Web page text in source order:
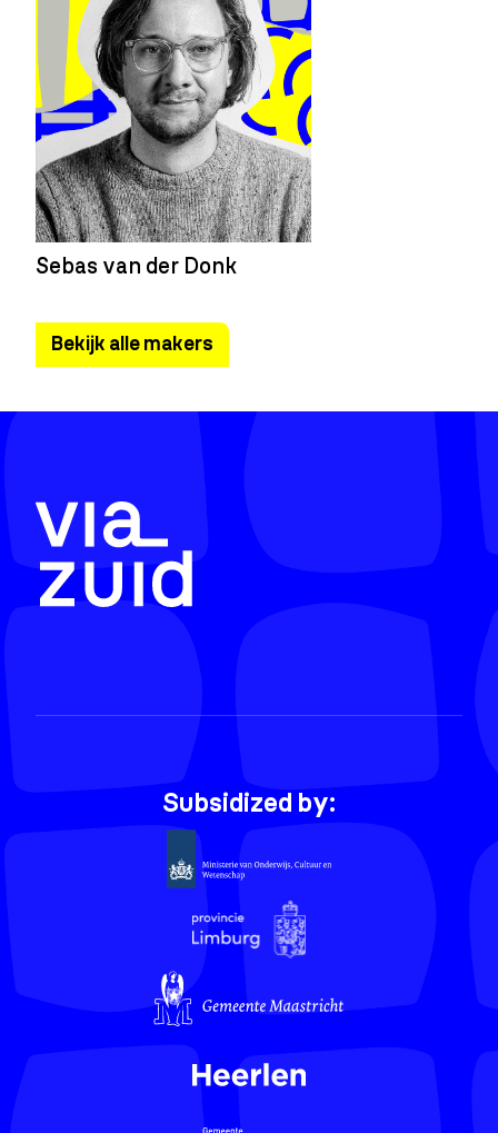
Sebas van der Donk
Bekijk alle makers
Subsidized by: